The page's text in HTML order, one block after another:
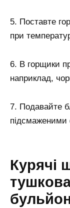
5. Поставте
при
6. В горщики
наприклад,
7. Подавайте
підсмаженими
Курячі